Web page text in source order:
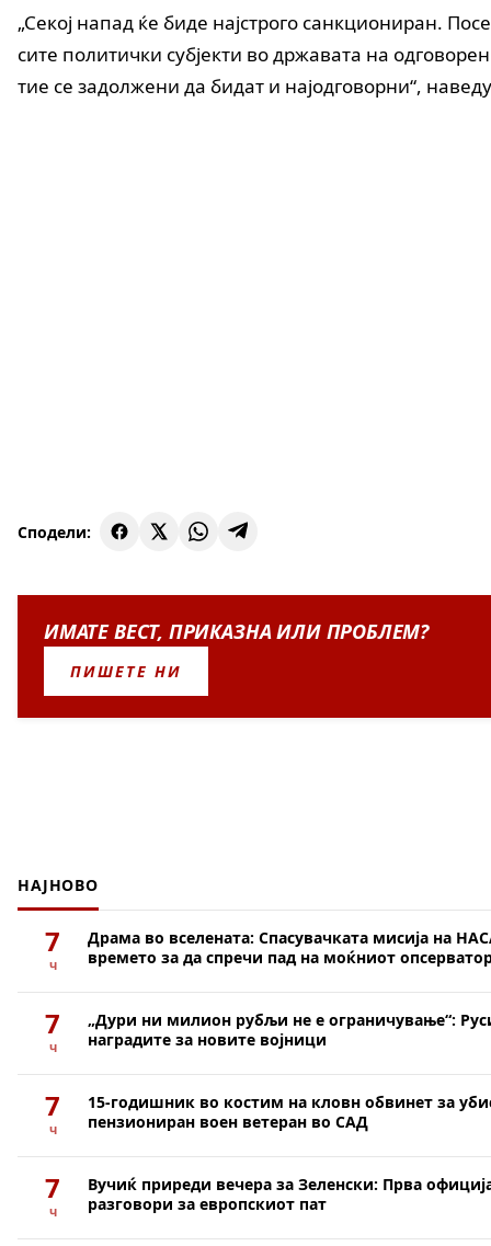
„Секој напад ќе биде најстрого санкциониран.
сите политички субјекти во државата на
тие се задолжени да бидат и најодговорни“,
Сподели:
ИМАТЕВЕСТ, ПРИКАЗНАИЛИ ПРОБЛЕМ?
ПИШЕТЕ НИ
НАЈНОВО
7
ч
Драма во вселената: Спасувачката мисија на
времето за да спречи пад на моќниот
7
ч
„Дури ни милион рубљи не е ограничување“:
наградите за новите војници
7
ч
15-годишник во костим на кловн обвинет за
пензиониран воен ветеран во САД
7
ч
Вучиќ приреди вечера за Зеленски: Прва
разговори за европскиот пат